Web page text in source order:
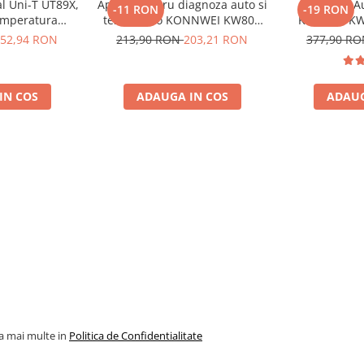
T UT89X,
NCV, CAT III
RON
COS
-11 RON
Aparat pentru diagnoza auto si
tester auto KONNWEI KW808
Toate Marcile Dupa 1996
213,90 RON203,21 RON
ADAUGA IN COS
-19 RON
Diagnoza
Konnwei
Tester Auto
Diagnostic
SRS
377,90
mai multe in Politica de Confidentialitate